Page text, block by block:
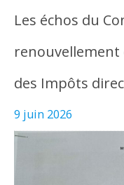
Les échos du
renouvellement
des Impôts
9 juin 2026